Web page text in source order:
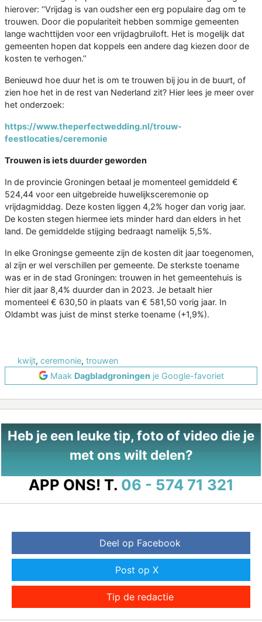
hierover: ‘‘Vrijdag is van oudsher een erg populaire dag om te
trouwen. Door die populariteit hebben sommige gemeenten
lange wachttijden voor een vrijdagbruiloft. Het is mogelijk dat
gemeenten hopen dat koppels een andere dag kiezen door de
kosten te verhogen.’’
Benieuwd hoe duur het is om te trouwen bij jou in de buurt, of
zien hoe het in de rest van Nederland zit? Hier lees je meer over
het onderzoek:
https://www.theperfectwedding.nl/trouw-
feestlocaties/ceremonie
Trouwen is iets duurder geworden
In de provincie Groningen betaal je momenteel gemiddeld €
524,44 voor een uitgebreide huwelijksceremonie op
vrijdagmiddag. Deze kosten liggen 4,2% hoger dan vorig jaar.
De kosten stegen hiermee iets minder hard dan elders in het
land. De gemiddelde stijging bedraagt namelijk 5,5%.
In elke Groningse gemeente zijn de kosten dit jaar toegenomen,
al zijn er wel verschillen per gemeente. De sterkste toename
was er in de stad Groningen: trouwen in het gemeentehuis is
hier dit jaar 8,4% duurder dan in 2023. Je betaalt hier
momenteel € 630,50 in plaats van € 581,50 vorig jaar. In
Oldambt was juist de minst sterke toename (+1,9%).
kwijt, ceremonie, trouwen
Maak Dagbladgroningen je Google-favoriet
Heb je een leuke tip, foto of video die je
met ons wilt delen?
APP ONS! T. 06 - 574 71 321
Deel op Facebook
Post op X
Tip de redactie